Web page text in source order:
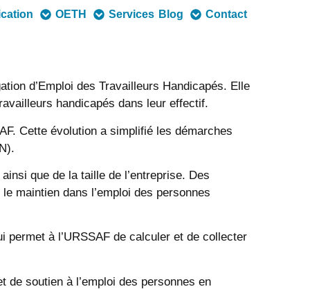
OETH Services Blog Contact
d’Emploi des Travailleurs Handicapés. Elle
handicapés dans leur effectif.
Cette évolution a simplifié les démarches
que de la taille de l’entreprise. Des
maintien dans l’emploi des personnes
permet à l’URSSAF de calculer et de collecter
de soutien à l’emploi des personnes en